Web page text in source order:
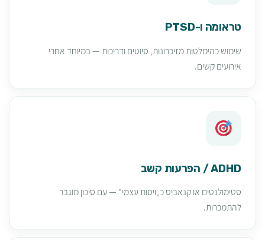
טראומה ו-PTSD
שימוש כהימלטות מזיכרונות, סיוטים ודריכות — במיוחד אחרי
אירועים קשים.
ADHD / הפרעות קשב
סטימולנטים או קנאביס כ„ויסות עצמי" — עם סיכון מוגבר
להתמכרות.